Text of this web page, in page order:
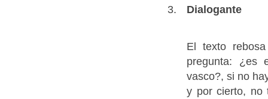
Dialogante
El texto
pregunta: ¿es
vasco?, si no
y por cierto, no